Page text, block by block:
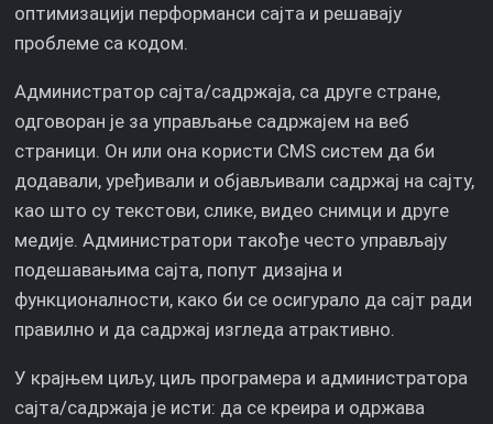
оптимизацији перформанси сајта и решавају
проблеме са кодом.
Администратор сајта/садржаја, са друге стране,
одговоран је за управљање садржајем на веб
страници. Он или она користи CMS систем да би
додавали, уређивали и објављивали садржај на сајту,
као што су текстови, слике, видео снимци и друге
медије. Администратори такође често управљају
подешавањима сајта, попут дизајна и
функционалности, како би се осигурало да сајт ради
правилно и да садржај изгледа атрактивно.
У крајњем циљу, циљ програмера и администратора
сајта/садржаја је исти: да се креира и одржава